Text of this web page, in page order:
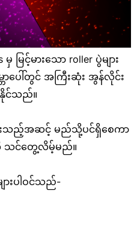
မြင့်မားသော roller ပွဲများ
ပေါ်တွင် အကြီးဆုံး အွန်လိုင်း
နိုင်သည်။
ည့်အဆင့် မည်သို့ပင်ရှိစေကာ
သင်တွေ့လိမ့်မည်။
ားပါဝင်သည်-